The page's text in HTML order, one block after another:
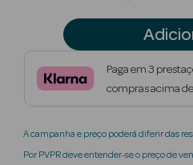
Beauty Season
Beauty Season
Beauty Season
Paga em 3
compras acima
A campanha e preço poderá diferir das
Por PVPR deve entender-se o preço de